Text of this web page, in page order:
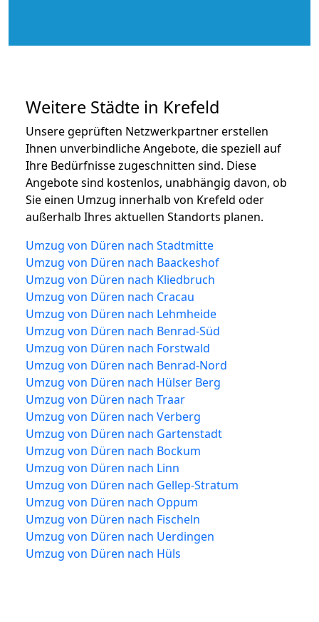
Weitere Städte in Krefeld
Unsere geprüften Netzwerkpartner erstellen
Ihnen unverbindliche Angebote, die speziell auf
Ihre Bedürfnisse zugeschnitten sind. Diese
Angebote sind kostenlos, unabhängig davon, ob
Sie einen Umzug innerhalb von Krefeld oder
außerhalb Ihres aktuellen Standorts planen.
Umzug von Düren nach Stadtmitte
Umzug von Düren nach Baackeshof
Umzug von Düren nach Kliedbruch
Umzug von Düren nach Cracau
Umzug von Düren nach Lehmheide
Umzug von Düren nach Benrad-Süd
Umzug von Düren nach Forstwald
Umzug von Düren nach Benrad-Nord
Umzug von Düren nach Hülser Berg
Umzug von Düren nach Traar
Umzug von Düren nach Verberg
Umzug von Düren nach Gartenstadt
Umzug von Düren nach Bockum
Umzug von Düren nach Linn
Umzug von Düren nach Gellep-Stratum
Umzug von Düren nach Oppum
Umzug von Düren nach Fischeln
Umzug von Düren nach Uerdingen
Umzug von Düren nach Hüls